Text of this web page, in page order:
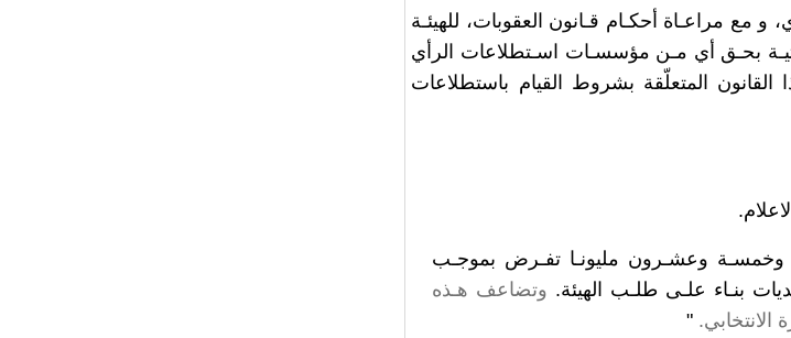
مراعـاة أحكـام قـانون العقوبات، للهيئـة
بحـق أي مـن مؤسسـات اسـتطلاعات الرأي
آخر يخالف المادة 79 من هذا القانون المتعلّقة بشروط القيام باستطلاعات
وخمسـة وعشـرون مليونـا تفـرض بموجـب
بنـاء علـى طلـب الهيئة. وتضاعف هـذه
الانتخابي."